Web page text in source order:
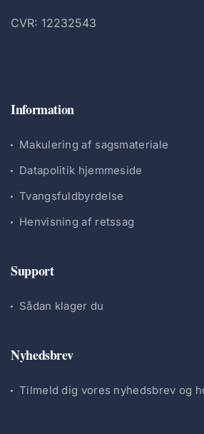
CVR: 12232543
Information
Makulering af sagsmateriale
Datapolitik hjemmeside
Tvangsfuldbyrdelse
Henvisning af retssag
Support
Sådan klager du
Nyhedsbrev
Tilmeld dig vores nyhedsbrev og